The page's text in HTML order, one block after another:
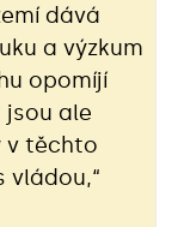
dává
a výzkum
opomíjí
jsou ale
v těchto
vládou,“